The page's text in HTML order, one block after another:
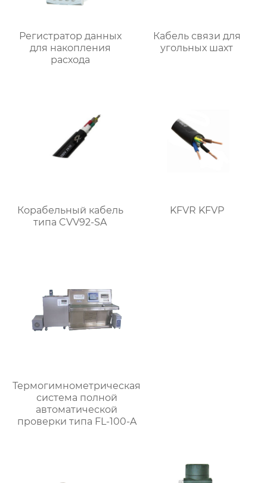
Регистратор данных
для накопления
расхода
Кабель связи для
угольных шахт
Корабельный кабель
типа CVV92-SA
KFVR KFVP
Термогимнометрическая
система полной
автоматической
проверки типа FL-100-A